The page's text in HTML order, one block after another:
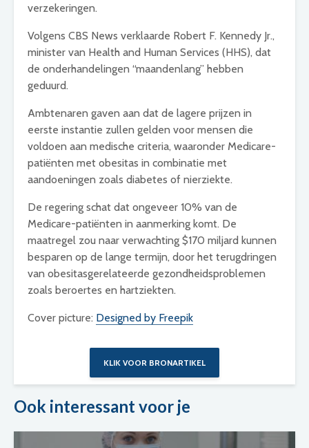
verzekeringen.
Volgens CBS News verklaarde Robert F. Kennedy Jr.,
minister van Health and Human Services (HHS), dat
de onderhandelingen “maandenlang” hebben
geduurd.
Ambtenaren gaven aan dat de lagere prijzen in
eerste instantie zullen gelden voor mensen die
voldoen aan medische criteria, waaronder Medicare-
patiënten met obesitas in combinatie met
aandoeningen zoals diabetes of nierziekte.
De regering schat dat ongeveer 10% van de
Medicare-patiënten in aanmerking komt. De
maatregel zou naar verwachting $170 miljard kunnen
besparen op de lange termijn, door het terugdringen
van obesitasgerelateerde gezondheidsproblemen
zoals beroertes en hartziekten.
Cover picture: Designed by Freepik
KLIK VOOR BRONARTIKEL
Ook interessant voor je